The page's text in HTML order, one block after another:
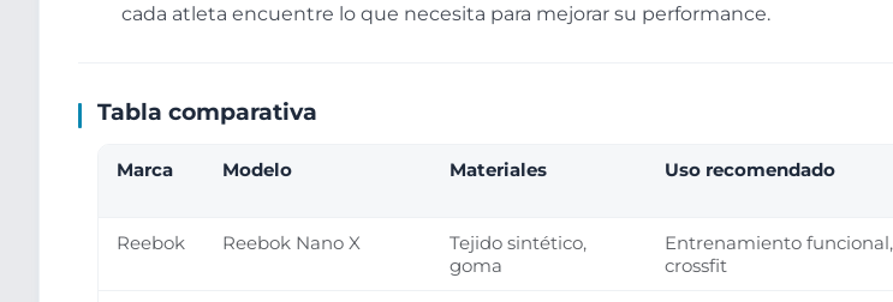
cada atleta encuentre lo que necesita para mejorar su performance.
Tabla comparativa
Marca Modelo Materiales Uso recomendado
Reebok Reebok Nano X
Tejido sintético,
goma
Entrenamiento funcional,
crossfit